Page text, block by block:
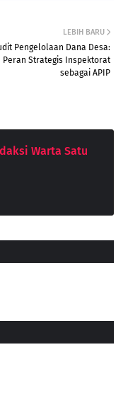
LEBIH BARU
Pengelolaan Dana Desa:
Peran Strategis Inspektorat
sebagai APIP
Warta Satu